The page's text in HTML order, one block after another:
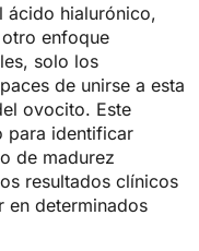
ácido hialurónico,
enfoque
solo los
de unirse a esta
ovocito. Este
para identificar
de madurez
resultados clínicos
en determinados